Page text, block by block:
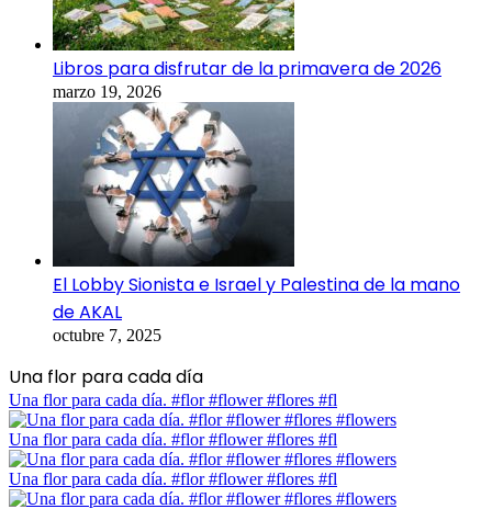
Libros para disfrutar de la primavera de 2026
marzo 19, 2026
El Lobby Sionista e Israel y Palestina de la mano
de AKAL
octubre 7, 2025
Una flor para cada día
Una flor para cada día. #flor #flower #flores #fl
Una flor para cada día. #flor #flower #flores #fl
Una flor para cada día. #flor #flower #flores #fl